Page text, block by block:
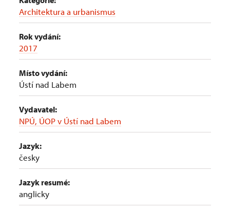
Architektura a urbanismus
Rok vydání:
2017
Místo vydání:
Ústí nad Labem
Vydavatel:
NPÚ, ÚOP v Ústí nad Labem
Jazyk:
česky
Jazyk resumé:
anglicky